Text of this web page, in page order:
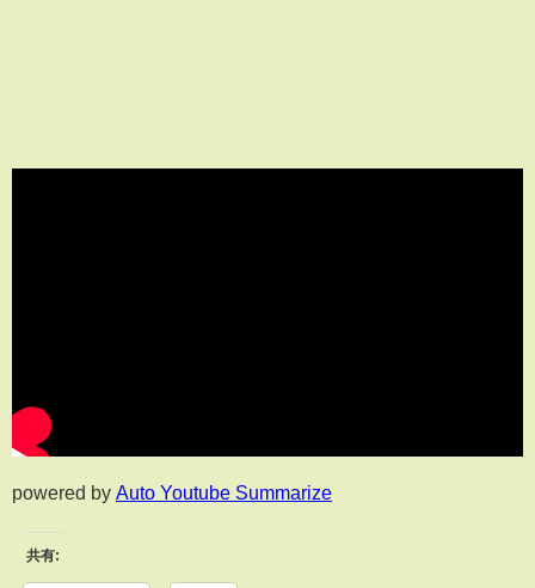
powered by Auto Youtube Summarize
共有: